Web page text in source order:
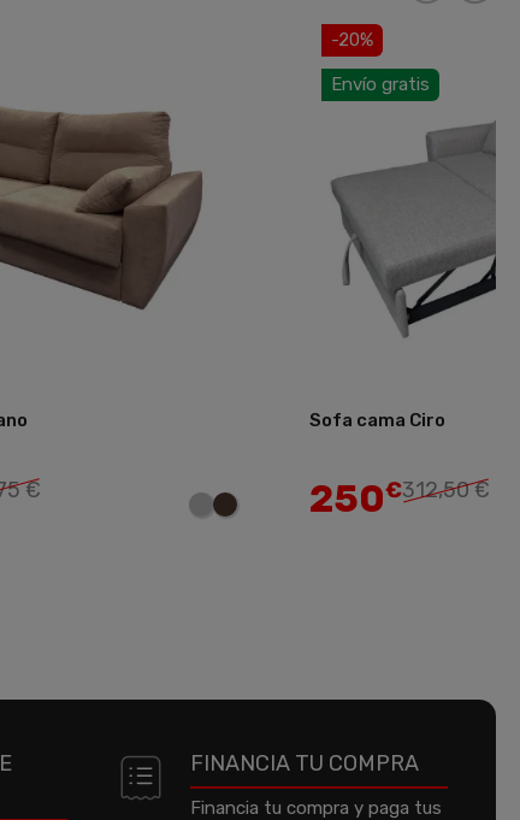
€
Sofa cama Ciro
250€312,50 €
-20%
Envío gratis
FINANCIA TU COMPRA
Financia tu compra y paga tus